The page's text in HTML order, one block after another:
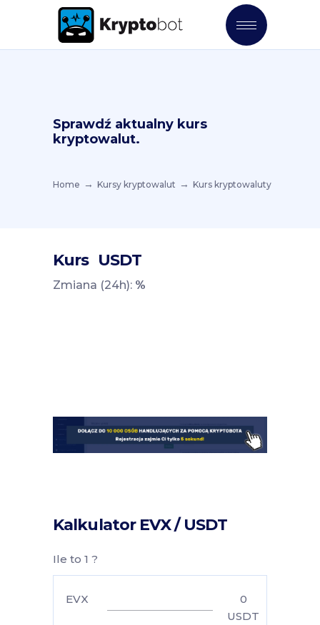
Sprawdź aktualny kurs
kryptowalut.
Home Kursy kryptowalut Kurs kryptowaluty
Kurs USDT
Zmiana (24h): %
Kalkulator EVX / USDT
Ile to 1 ?
EVX
0
USDT